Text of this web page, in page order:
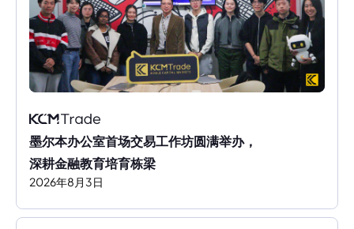
墨尔本办公室首场交易工作坊圆满举办，
深耕金融教育培育栋梁
2026年8 月 3日